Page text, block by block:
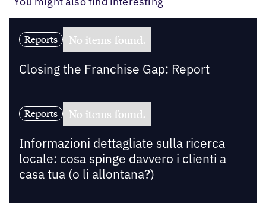
Reports No items found.
Closing the Franchise Gap: Report
Reports No items found.
Informazioni dettagliate sulla ricerca
locale: cosa spinge davvero i clienti a
casa tua (o li allontana?)